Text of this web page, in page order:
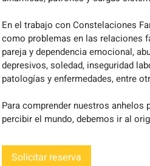
En el trabajo con Constelaciones
como problemas en las relaciones
pareja y dependencia emocional,
depresivos, soledad, inseguridad
patologías y enfermedades, entre
Para comprender nuestros anhelos
percibir el mundo,​ debemos ir al
Solicitar reserva